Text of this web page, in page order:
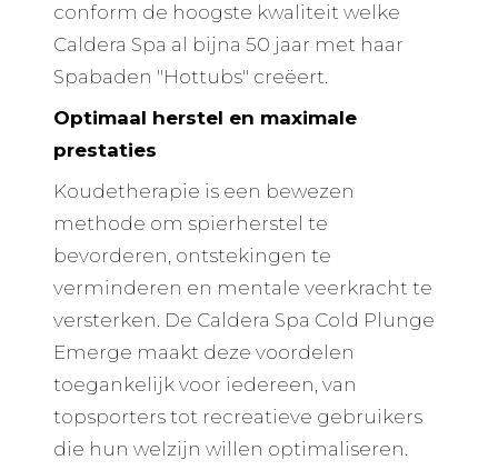
conform de hoogste kwaliteit welke
Caldera Spa al bijna 50 jaar met haar
Spabaden "Hottubs" creëert.
Optimaal herstel en maximale
prestaties
Koudetherapie is een bewezen
methode om spierherstel te
bevorderen, ontstekingen te
verminderen en mentale veerkracht te
versterken. De Caldera Spa Cold Plunge
Emerge maakt deze voordelen
toegankelijk voor iedereen, van
topsporters tot recreatieve gebruikers
die hun welzijn willen optimaliseren.